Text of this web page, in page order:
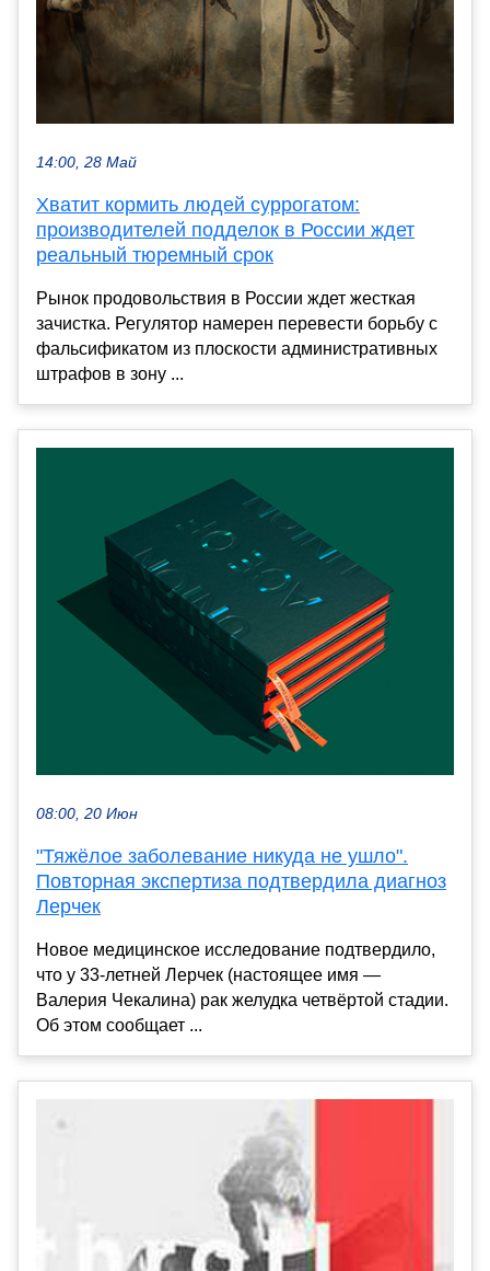
14:00, 28 Май
Хватит кормить людей суррогатом:
производителей подделок в России ждет
реальный тюремный срок
Рынок продовольствия в России ждет жесткая
зачистка. Регулятор намерен перевести борьбу с
фальсификатом из плоскости административных
штрафов в зону ...
08:00, 20 Июн
"Тяжёлое заболевание никуда не ушло".
Повторная экспертиза подтвердила диагноз
Лерчек
Новое медицинское исследование подтвердило,
что у 33-летней Лерчек (настоящее имя —
Валерия Чекалина) рак желудка четвёртой стадии.
Об этом сообщает ...